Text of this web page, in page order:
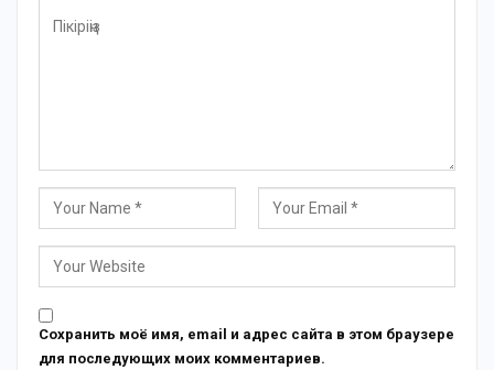
Сохранить моё имя, email и адрес сайта в этом браузере
для последующих моих комментариев.